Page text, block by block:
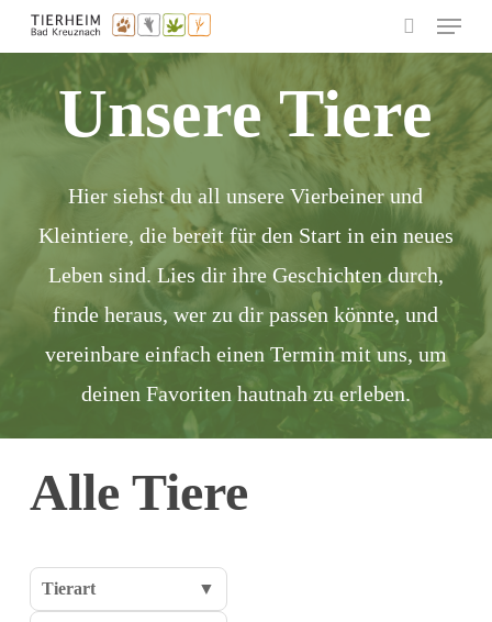
Skip
to
main
content
search
Menu
Unsere Tiere
Hier siehst du all unsere Vierbeiner und
Kleintiere, die bereit für den Start in ein neues
Leben sind. Lies dir ihre Geschichten durch,
finde heraus, wer zu dir passen könnte, und
vereinbare einfach einen Termin mit uns, um
deinen Favoriten hautnah zu erleben.
Alle Tiere
Tierart ▼